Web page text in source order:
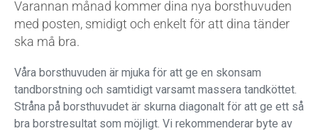
Varannan månad kommer dina nya borsthuvuden
med posten, smidigt och enkelt för att dina tänder
ska må bra.
Våra borsthuvuden är mjuka för att ge en skonsam
tandborstning och samtidigt varsamt massera tandköttet.
Stråna på borsthuvudet är skurna diagonalt för att ge ett så
bra borstresultat som möjligt. Vi rekommenderar byte av